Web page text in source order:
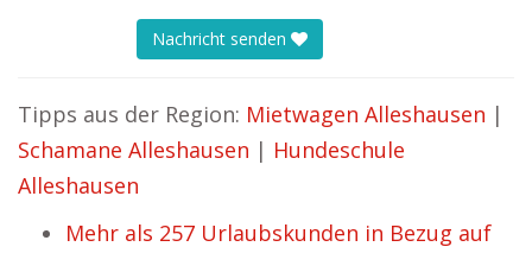
Nachricht senden
Tipps aus der Region: Mietwagen Alleshausen |
Schamane Alleshausen | Hundeschule
Alleshausen
Mehr als 257 Urlaubskunden in Bezug auf